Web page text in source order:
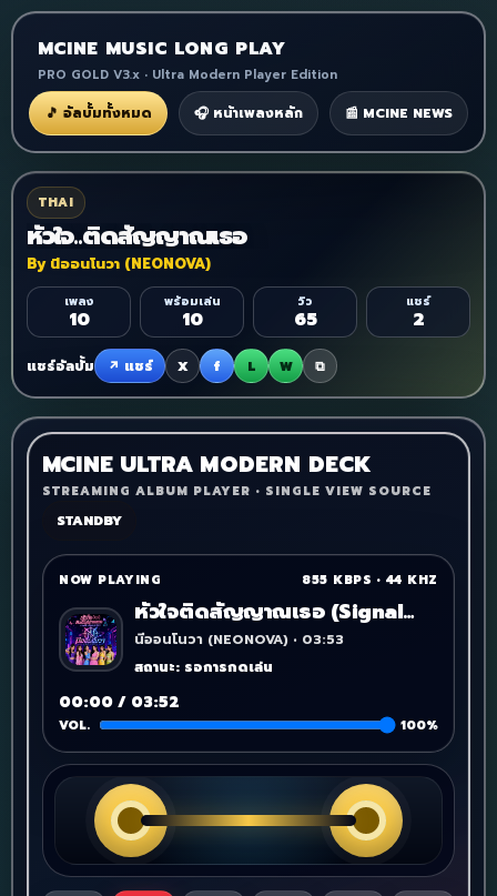
MCINE MUSIC LONG PLAY
PRO GOLD V3.x • Ultra Modern Player Edition
🎵 อัลบั้มทั้งหมด 🎧 หน้าเพลงหลัก 📰 MCINE NEWS
THAI
หัวใจ..ติดสัญญาณเธอ
By นีออนโนวา (NEONOVA)
เพลง
10
พร้อมเล่น
10
วิว
65
แชร์
2
แชร์อัลบั้ม ↗ แชร์ X f L W ⧉
MCINE ULTRA MODERN DECK
STREAMING ALBUM PLAYER • SINGLE VIEW SOURCE
STANDBY
NOW PLAYING 855 KBPS • 44 KHZ
หัวใจติดสัญญาณเธอ (Signal
Locked on You)
นีออนโนวา (NEONOVA) • 03:53
สถานะ: รอการกดเล่น
00:00 / 03:52
VOL. 100%